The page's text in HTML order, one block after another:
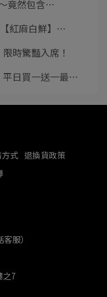
竟然包含⋯
紅麻白鮮】⋯
時驚豔入席！
平日買一送一最⋯
式 退換貨政策
服）
之7